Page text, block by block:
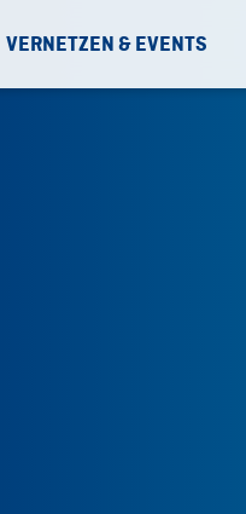
VERNETZEN & EVENTS